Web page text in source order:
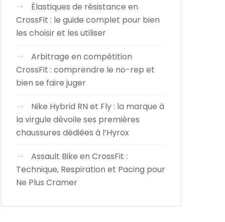
Élastiques de résistance en
CrossFit : le guide complet pour bien
les choisir et les utiliser
Arbitrage en compétition
CrossFit : comprendre le no-rep et
bien se faire juger
Nike Hybrid RN et Fly : la marque à
la virgule dévoile ses premières
chaussures dédiées à l’Hyrox
Assault Bike en CrossFit :
Technique, Respiration et Pacing pour
Ne Plus Cramer